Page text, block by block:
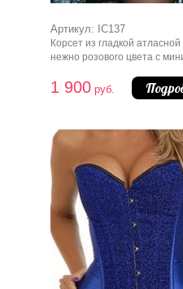
Артикул: IC137
Корсет из гладкой атласной
нежно розового цвета с
черными кружевами,
особое очерование линии
Корсет имеет выделенную
груди.
1 900 руб.